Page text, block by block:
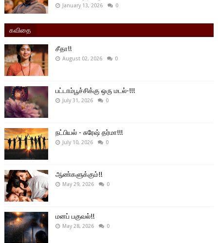
January 13, 2026 0
கவிதை
சீதா!!
August 02, 2026 0
பட்டாம்பூச்சிக்கு ஒரு மடல்-!!!
July 31, 2026 0
நட்பியல் - சுரேஷ் தர்மா!!!
July 10, 2026 0
ஆண்களுக்கும்!!
May 29, 2026 0
மனப் பகுவல்!!
May 28, 2026 0